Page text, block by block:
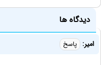
دیدگاه ها
امیر: پاسخ